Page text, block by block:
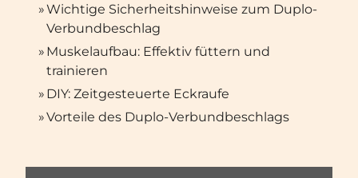
»Wichtige Sicherheitshinweise zum Duplo-
Verbundbeschlag
» Muskelaufbau: Effektiv füttern und
trainieren
» DIY: Zeitgesteuerte Eckraufe
»Vorteile des Duplo-Verbundbeschlags